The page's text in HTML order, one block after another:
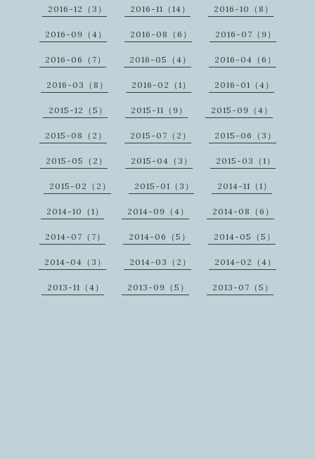
2016-12（3） 2016-11（14） 2016-10（8）
2016-09（4） 2016-08（6） 2016-07（9）
2016-06（7） 2016-05（4） 2016-04（6）
2016-03（8） 2016-02（1） 2016-01（4）
2015-12（5） 2015-11（9） 2015-09（4）
2015-08（2） 2015-07（2） 2015-06（3）
2015-05（2） 2015-04（3） 2015-03（1）
2015-02（2） 2015-01（3） 2014-11（1）
2014-10（1） 2014-09（4） 2014-08（6）
2014-07（7） 2014-06（5） 2014-05（5）
2014-04（3） 2014-03（2） 2014-02（4）
2013-11（4） 2013-09（5） 2013-07（5）